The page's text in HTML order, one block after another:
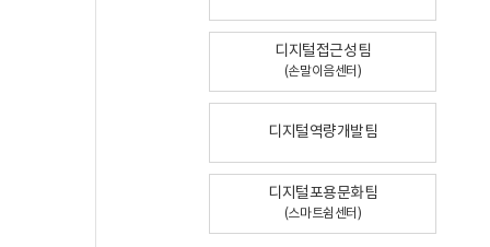
디지털접근성팀
(손말이음센터)
디지털역량개발팀
디지털포용문화팀
(스마트쉼센터)